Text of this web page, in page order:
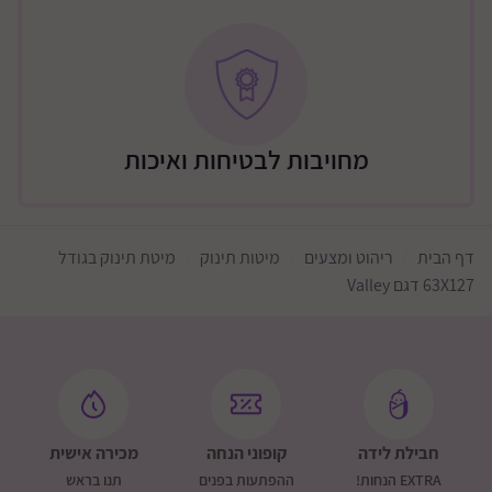
מידות מזרן מומלצות: 127 (רוחב) 63 (עומק) ס”מ
הרכבה בבית הלקוח)
משלוח ארון 3 דלתות 350 ש"ח
משלוח עריסה: 200 ש"ח
הנחת כמות בהובלת 2 פריטים: 100 ש"ח
בניין ללא מעלית
מחויבות לבטיחות ואיכות
דף הבית ריהוט ומצעים מיטות תינוק
מיטת תינוק בגודל
63X127 דגם Valley
חבילת לידה
EXTRA הנחות!
קופוני הנחה
ההפתעות בפנים
מכירה אישית
תנו בראש